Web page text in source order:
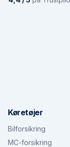
Køretøjer
Bilforsikring
MC-forsikring